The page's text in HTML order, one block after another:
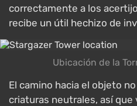
correctamente a los
recibe un útil hechizo de
Ubicación de la
El camino hacia el objeto
criaturas neutrales, así que